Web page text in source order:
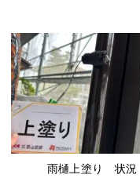
雨樋上塗り 状況